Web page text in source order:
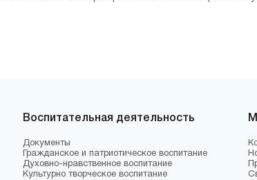
Воспитательная деятельность
Документы
Гражданское и патриотическое воспитание
Духовно-нравственное воспитание
Культурно творческое воспитание